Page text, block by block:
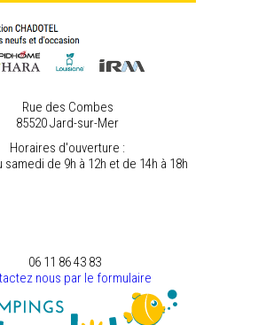
Rue des Combes
85520 Jard-sur-Mer
Horaires d'ouverture :
samedi de 9h à 12h et de 14h à 18h
06 11 86 43 83
nous par le formulaire